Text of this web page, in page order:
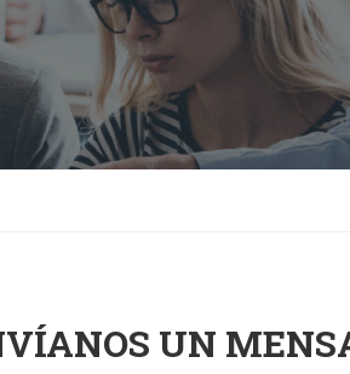
UN